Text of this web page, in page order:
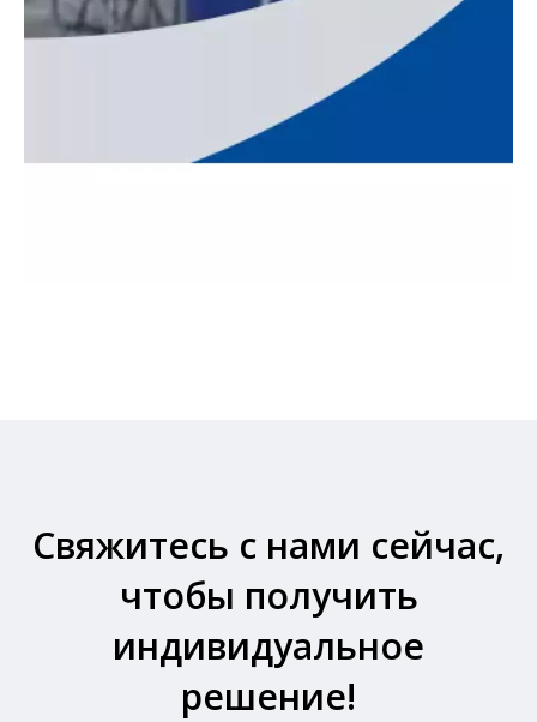
Свяжитесь с нами сейчас,
чтобы получить
индивидуальное
решение!